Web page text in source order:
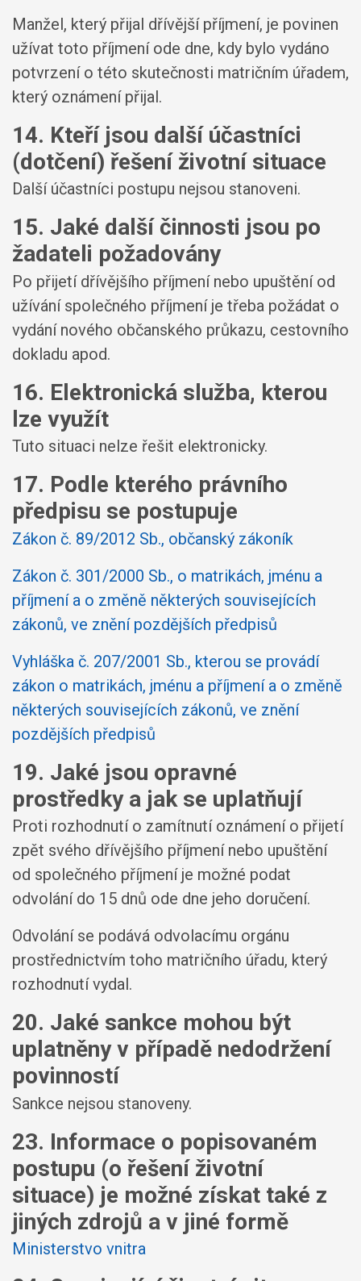
Manžel, který přijal dřívější příjmení, je povinen
užívat toto příjmení ode dne, kdy bylo vydáno
potvrzení o této skutečnosti matričním úřadem,
který oznámení přijal.
14. Kteří jsou další účastníci
(dotčení) řešení životní situace
Další účastníci postupu nejsou stanoveni.
15. Jaké další činnosti jsou po
žadateli požadovány
Po přijetí dřívějšího příjmení nebo upuštění od
užívání společného příjmení je třeba požádat o
vydání nového občanského průkazu, cestovního
dokladu apod.
16. Elektronická služba, kterou
lze využít
Tuto situaci nelze řešit elektronicky.
17. Podle kterého právního
předpisu se postupuje
Zákon č. 89/2012 Sb., občanský zákoník
Zákon č. 301/2000 Sb., o matrikách, jménu a
příjmení a o změně některých souvisejících
zákonů, ve znění pozdějších předpisů
Vyhláška č. 207/2001 Sb., kterou se provádí
zákon o matrikách, jménu a příjmení a o změně
některých souvisejících zákonů, ve znění
pozdějších předpisů
19. Jaké jsou opravné
prostředky a jak se uplatňují
Proti rozhodnutí o zamítnutí oznámení o přijetí
zpět svého dřívějšího příjmení nebo upuštění
od společného příjmení je možné podat
odvolání do 15 dnů ode dne jeho doručení.
Odvolání se podává odvolacímu orgánu
prostřednictvím toho matričního úřadu, který
rozhodnutí vydal.
20. Jaké sankce mohou být
uplatněny v případě nedodržení
povinností
Sankce nejsou stanoveny.
23. Informace o popisovaném
postupu (o řešení životní
situace) je možné získat také z
jiných zdrojů a v jiné formě
Ministerstvo vnitra